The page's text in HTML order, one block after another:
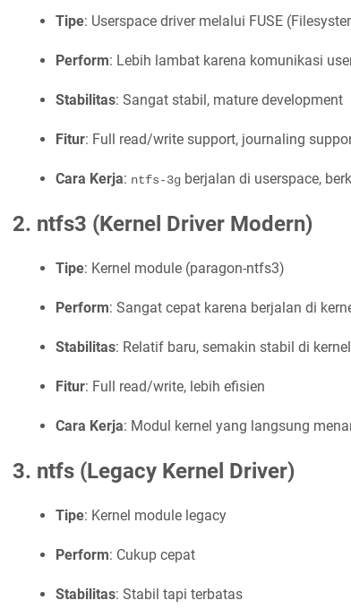
Tipe: Userspace driver melalui FUSE
Perform: Lebih lambat karena komunikasi
Stabilitas: Sangat stabil, mature development
Fitur: Full read/write support, journaling
Cara Kerja: ntfs-3g berjalan di userspace,
2. ntfs3 (Kernel Driver Modern)
Tipe: Kernel module (paragon-ntfs3)
Perform: Sangat cepat karena berjalan di
Stabilitas: Relatif baru, semakin stabil di
Fitur: Full read/write, lebih efisien
Cara Kerja: Modul kernel yang langsung
3. ntfs (Legacy Kernel Driver)
Tipe: Kernel module legacy
Perform: Cukup cepat
Stabilitas: Stabil tapi terbatas